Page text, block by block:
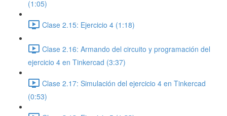
(1:05)
Clase 2.15: Ejercicio 4 (1:18)
Clase 2.16: Armando del circuito y programación del
ejercicio 4 en Tinkercad (3:37)
Clase 2.17: Simulación del ejercicio 4 en Tinkercad
(0:53)